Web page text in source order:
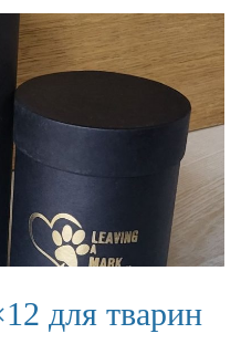
для тварин